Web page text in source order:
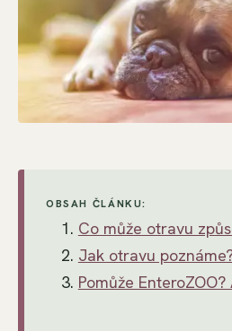
OBSAH ČLÁNKU:
Co může otravu
Jak otravu
Pomůže EnteroZOO?